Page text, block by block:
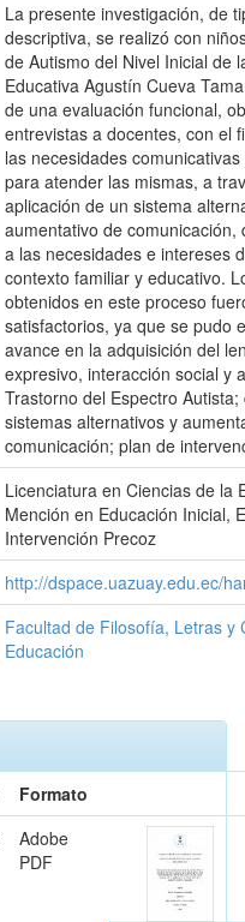
La presente investigación, de
descriptiva, se realizó con
de Autismo del Nivel Inicial de
Educativa Agustín Cueva
de una evaluación funcional,
entrevistas a docentes, con el
las necesidades
para atender las mismas, a
aplicación de un sistema
aumentativo de comunicación,
a las necesidades e intereses
contexto familiar y educativo.
obtenidos en este proceso
satisfactorios, ya que se pudo
avance en la adquisición del
expresivo, interacción social y
Trastorno del Espectro
sistemas alternativos y
comunicación; plan de
Licenciatura en Ciencias de la
Mención en Educación Inicial,
Intervención Precoz
http://dspace.uazuay.edu.ec/
Facultad de Filosofía, Letras y
Educación
Formato
Adobe
PDF